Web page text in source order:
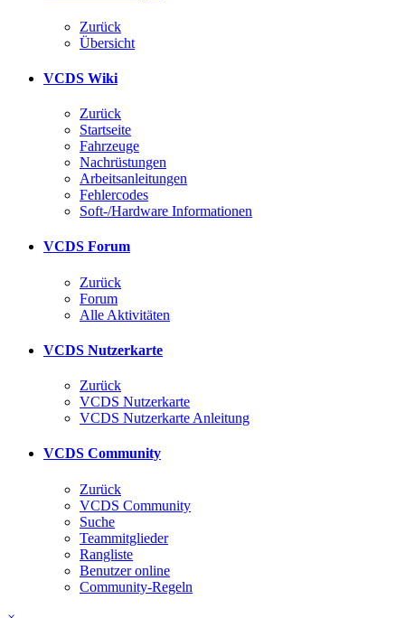
Zurück
Übersicht
VCDS Wiki
Zurück
Startseite
Fahrzeuge
Nachrüstungen
Arbeitsanleitungen
Fehlercodes
Soft-/Hardware Informationen
VCDS Forum
Zurück
Forum
Alle Aktivitäten
VCDS Nutzerkarte
Zurück
VCDS Nutzerkarte
VCDS Nutzerkarte Anleitung
VCDS Community
Zurück
VCDS Community
Suche
Teammitglieder
Rangliste
Benutzer online
Community-Regeln